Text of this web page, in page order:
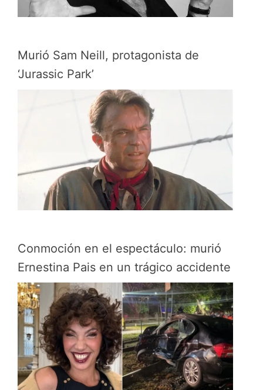
Murió Sam Neill, protagonista de
‘Jurassic Park’
Conmoción en el espectáculo: murió
Ernestina Pais en un trágico accidente